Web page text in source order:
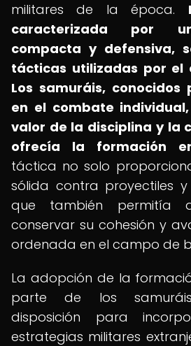
militares de la época.
caracterizada por
compacta y defensiva,
tácticas utilizadas por el
Los samuráis,
en el combate
valor de la disciplina y la
ofrecía la formación
táctica no solo
sólida contra proyectiles y
que también permitía
conservar su cohesión y
ordenada en el campo de
La adopción de la
parte de los
disposición para
estrategias militares